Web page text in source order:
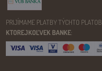
PRIJÍMAME PLATBY TÝCHTO
KTOREJKOĽVEK BANKE: